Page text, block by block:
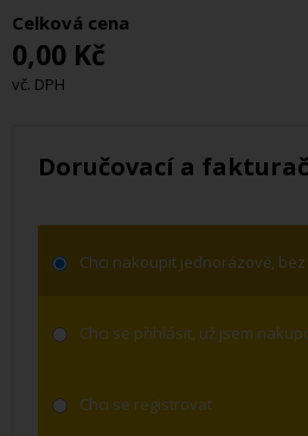
Celková cena
0,00 Kč
vč. DPH
Doručovací a
Chci nakoupit jednorázově,
Chci se přihlásit, už jsem
Chci se registrovat